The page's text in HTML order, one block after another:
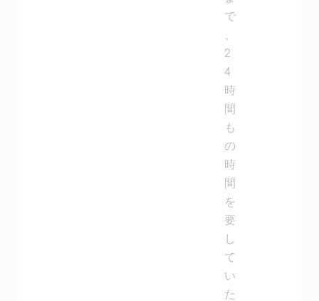
で
2
4
時
間
も
の
時
間
を
要
し
て
い
た